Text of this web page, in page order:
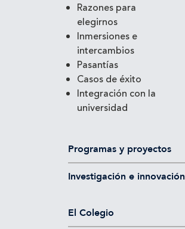
Razones para
elegirnos
Inmersiones e
intercambios
Pasantías
Casos de éxito
Integración con la
universidad
Programas y proyectos
Investigación e innovación
El Colegio